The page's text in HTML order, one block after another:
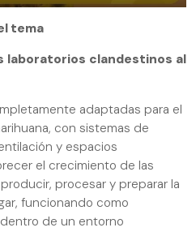
tema
laboratorios clandestinos al
adaptadas para el
con sistemas de
y espacios
el crecimiento de las
procesar y preparar la
funcionando como
de un entorno